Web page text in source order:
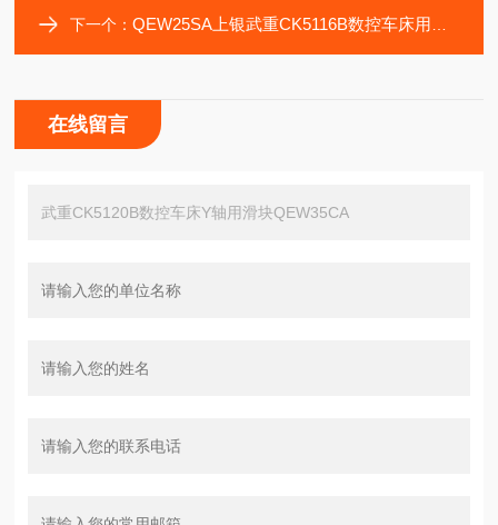
下一个：QEW25SA上银武重CK5116B数控车床用传动滑块QEW25CA
在线留言